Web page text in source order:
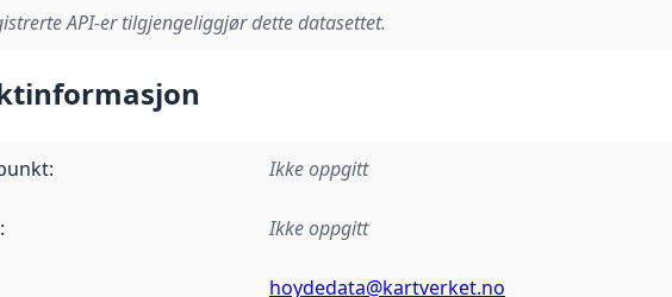
API-er tilgjengeliggjør dette datasettet.
: Ikke oppgitt
: Ikke oppgitt
hoydedata@kartverket.no